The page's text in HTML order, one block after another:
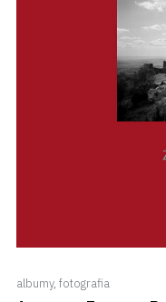
albumy, fotografia